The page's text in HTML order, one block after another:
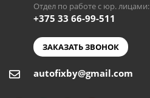
Отдел по работе с юр. лицами:
+375 33 66-99-511
ЗАКАЗАТЬ ЗВОНОК
autofixby@gmail.com